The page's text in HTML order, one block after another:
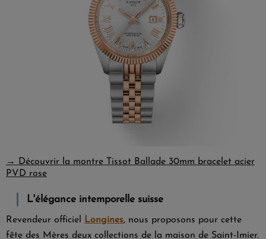
→ Découvrir la montre Tissot Ballade 30mm bracelet acier
PVD rose
L'élégance intemporelle suisse
Revendeur officiel Longines, nous proposons pour cette
fête des Mères deux collections de la maison de Saint-Imier.